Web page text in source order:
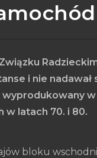
i nie nadawał
w
w latach 70. i 80.
bloku